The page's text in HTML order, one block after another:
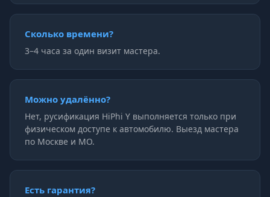
Сколько времени?
3–4 часа за один визит мастера.
Можно удалённо?
Нет, русификация HiPhi Y выполняется только при
физическом доступе к автомобилю. Выезд мастера
по Москве и МО.
Есть гарантия?